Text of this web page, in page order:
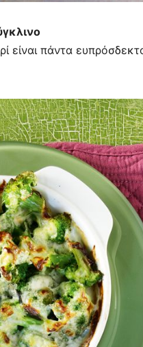
είναι πάντα